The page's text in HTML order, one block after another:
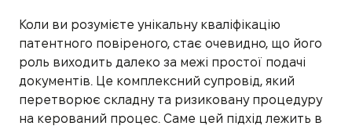
Коли ви розумієте унікальну кваліфікацію
патентного повіреного, стає очевидно, що його
роль виходить далеко за межі простої подачі
документів. Це комплексний супровід, який
перетворює складну та ризиковану процедуру
на керований процес. Саме цей підхід лежить в